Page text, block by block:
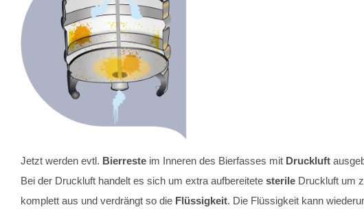
Jetzt werden evtl. Bierreste im Inneren des Bierfasses mit Druckluft
Bei der Druckluft handelt es sich um extra aufbereitete sterile Druckluft um
komplett aus und verdrängt so die Flüssigkeit. Die Flüssigkeit kann